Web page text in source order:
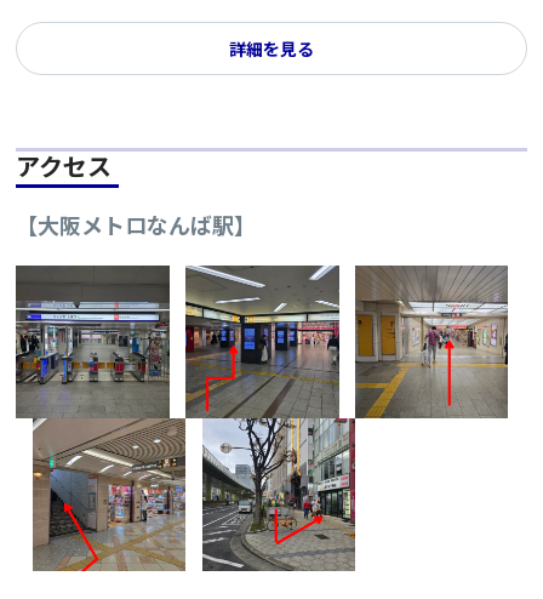
詳細を見る
アクセス
【大阪メトロなんば駅】